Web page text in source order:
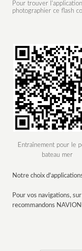
Pour trouver
photographier ce flash
Entraînement pour le
bateau mer
Notre choix
Pour vos navigations,
recommandons